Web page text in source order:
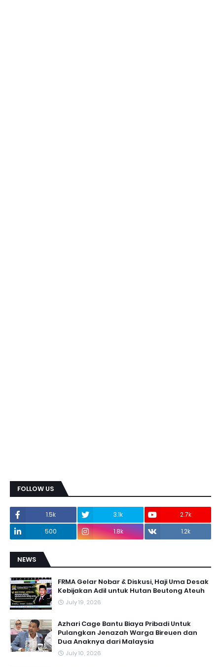
FOLLOW US
1.5k 3.1k
2.7k
500
1.8k 1.2k
NEWS
FRMA Gelar Nobar & Diskusi, Haji Uma Desak
Kebijakan Adil untuk Hutan Beutong Ateuh
July 19, 2026
Azhari Cage Bantu Biaya Pribadi Untuk
Pulangkan Jenazah Warga Bireuen dan
Dua Anaknya dari Malaysia
July 10, 2026